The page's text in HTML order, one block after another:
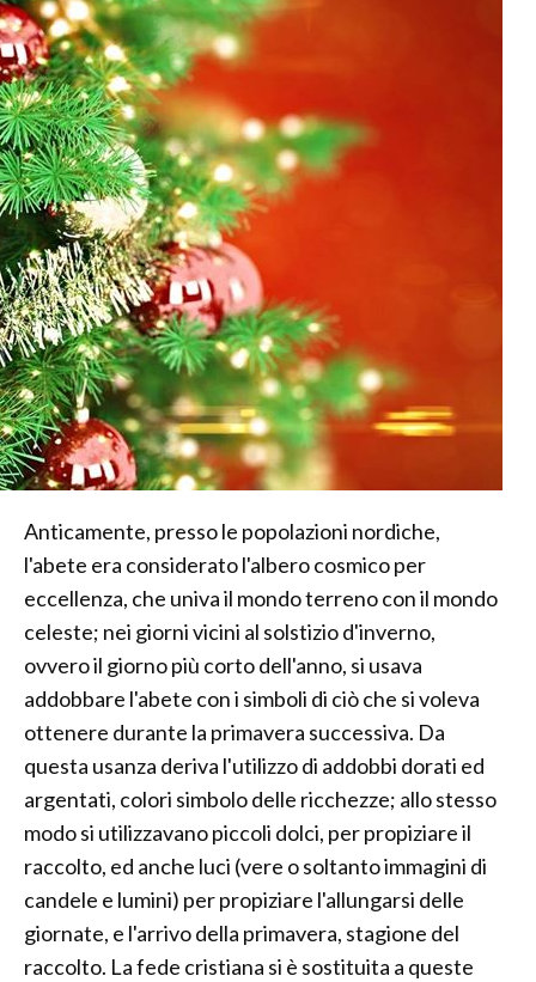
Anticamente, presso le popolazioni nordiche,
l'abete era considerato l'albero cosmico per
eccellenza, che univa il mondo terreno con il mondo
celeste; nei giorni vicini al solstizio d'inverno,
ovvero il giorno più corto dell'anno, si usava
addobbare l'abete con i simboli di ciò che si voleva
ottenere durante la primavera successiva. Da
questa usanza deriva l'utilizzo di addobbi dorati ed
argentati, colori simbolo delle ricchezze; allo stesso
modo si utilizzavano piccoli dolci, per propiziare il
raccolto, ed anche luci (vere o soltanto immagini di
candele e lumini) per propiziare l'allungarsi delle
giornate, e l'arrivo della primavera, stagione del
raccolto. La fede cristiana si è sostituita a queste